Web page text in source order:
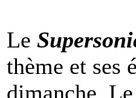
Le
thème et ses
dimanche.